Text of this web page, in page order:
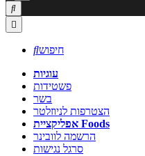


חיפוש
עוגיות
פשטידות
בשר
הצטרפות לניוזלטר
אפליקציית Foods
הרשמה לוובינר
סרגל נגישות